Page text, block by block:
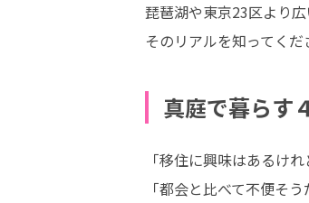
琵琶湖や東京23区より
そのリアルを知ってくだ
真庭で暮らす
「移住に興味はあるけ
「都会と比べて不便そ